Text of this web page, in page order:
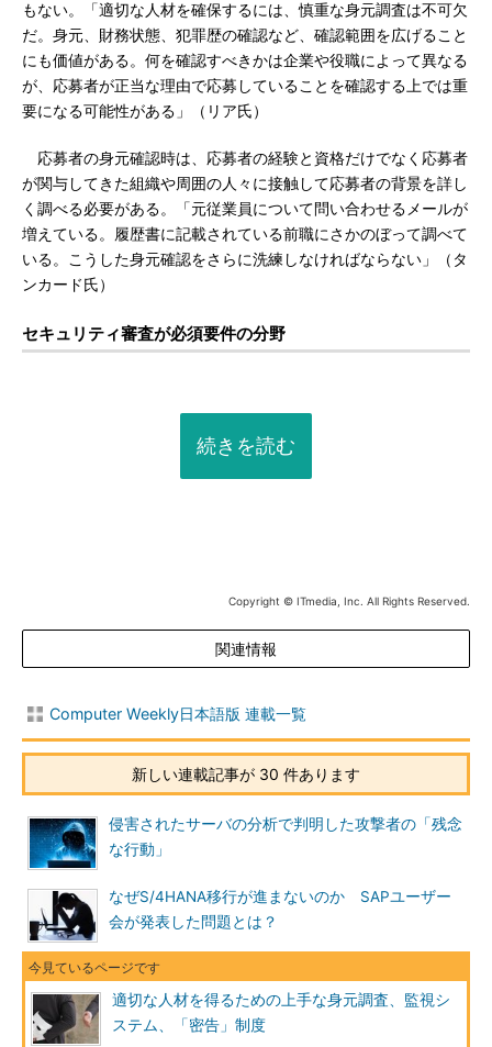
もない。「適切な人材を確保するには、慎重な身元調査は不可欠
だ。身元、財務状態、犯罪歴の確認など、確認範囲を広げること
にも価値がある。何を確認すべきかは企業や役職によって異なる
が、応募者が正当な理由で応募していることを確認する上では重
要になる可能性がある」（リア氏）
応募者の身元確認時は、応募者の経験と資格だけでなく応募者
が関与してきた組織や周囲の人々に接触して応募者の背景を詳し
く調べる必要がある。「元従業員について問い合わせるメールが
増えている。履歴書に記載されている前職にさかのぼって調べて
いる。こうした身元確認をさらに洗練しなければならない」（タ
ンカード氏）
セキュリティ審査が必須要件の分野
続きを読む
Copyright © ITmedia, Inc. All Rights Reserved.
関連情報
Computer Weekly日本語版 連載一覧
新しい連載記事が 30 件あります
侵害されたサーバの分析で判明した攻撃者の「残念
な行動」
なぜS/4HANA移行が進まないのか SAPユーザー
会が発表した問題とは？
適切な人材を得るための上手な身元調査、監視シ
ステム、「密告」制度